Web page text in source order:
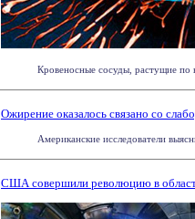
Кровеносные сосуды, растущие по
Ожирение оказалось связано со
Американские исследователи
США совершили революцию в